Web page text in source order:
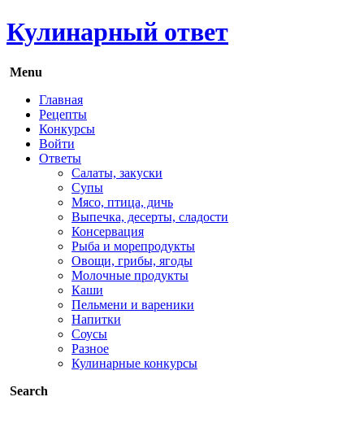
Кулинарный ответ
Menu
Главная
Рецепты
Конкурсы
Войти
Ответы
Салаты, закуски
Супы
Мясо, птица, дичь
Выпечка, десерты, сладости
Консервация
Рыба и морепродукты
Овощи, грибы, ягоды
Молочные продукты
Каши
Пельмени и вареники
Напитки
Соусы
Разное
Кулинарные конкурсы
Search